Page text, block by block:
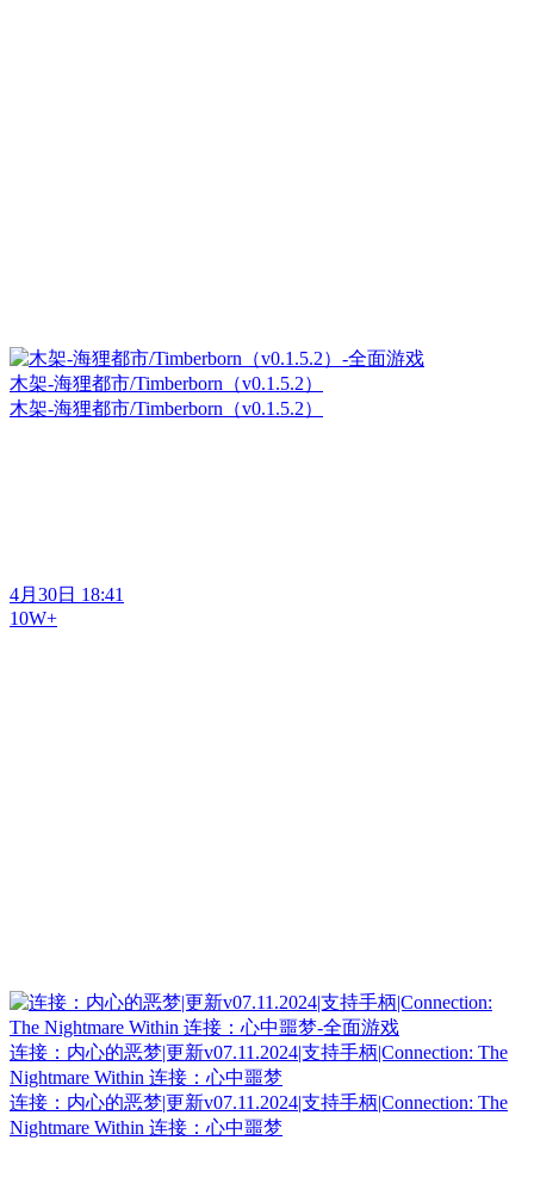
木架-海狸都市/Timberborn（v0.1.5.2）
木架-海狸都市/Timberborn（v0.1.5.2）
4月30日 18:41
10W+
连接：内心的恶梦|更新v07.11.2024|支持手柄|Connection: The
Nightmare Within 连接：心中噩梦
连接：内心的恶梦|更新v07.11.2024|支持手柄|Connection: The
Nightmare Within 连接：心中噩梦